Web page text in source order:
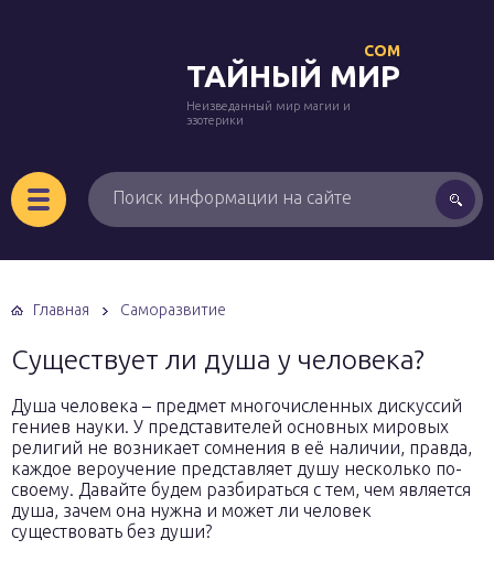
ТАЙНЫЙ МИР
COM
Неизведанный мир магии и
эзотерики
Главная Саморазвитие
Существует ли душа у человека?
Душа человека – предмет многочисленных дискуссий
гениев науки. У представителей основных мировых
религий не возникает сомнения в её наличии, правда,
каждое вероучение представляет душу несколько по-
своему. Давайте будем разбираться с тем, чем является
душа, зачем она нужна и может ли человек
существовать без души?